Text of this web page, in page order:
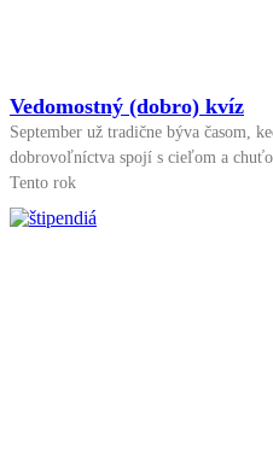
Vedomostný (dobro) kvíz
September už tradične býva časom,
dobrovoľníctva spojí s cieľom a
Tento rok